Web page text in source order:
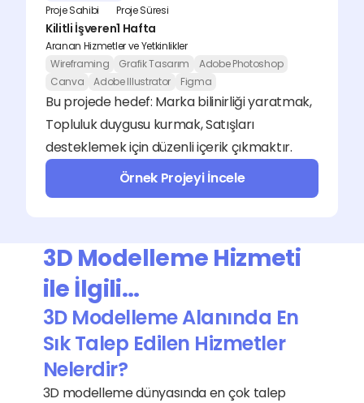
Proje Sahibi
Kilitli İşveren
Proje Süresi
1 Hafta
Aranan Hizmetler ve Yetkinlikler
Wireframing
Grafik Tasarım
Adobe Photoshop
Canva
Adobe Illustrator Figma
Bu projede hedef: Marka bilinirliği yaratmak,
Topluluk duygusu kurmak, Satışları
desteklemek için düzenli içerik çıkmaktır.
Örnek Projeyi İncele
3D Modelleme Hizmeti
ile İlgili…
3D Modelleme Alanında En
Sık Talep Edilen Hizmetler
Nelerdir?
3D modelleme dünyasında en çok talep